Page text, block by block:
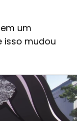
um
isso mudou